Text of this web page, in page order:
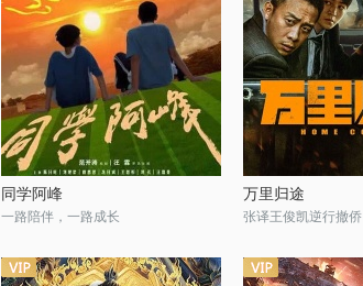
同学阿峰
一路陪伴，一路成长
万里归途
张译王俊凯逆行撤侨